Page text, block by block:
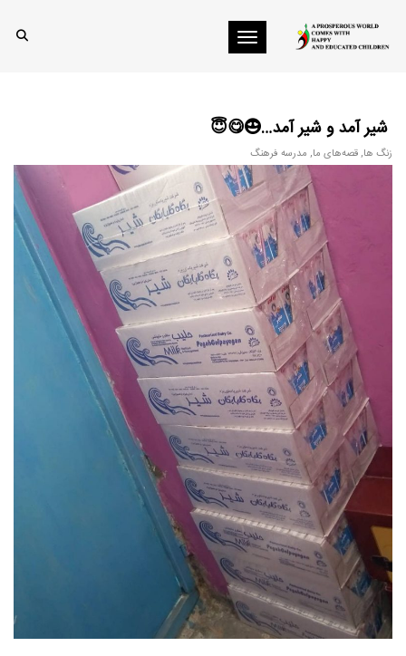
Toggle navigation
شیر آمد و شیر آمد…😍😋😇
زنگ ها,قصه‌های ما, مدرسه فرهنگ